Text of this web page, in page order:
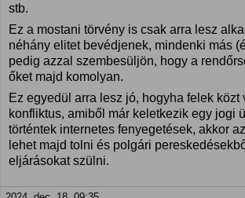
stb.
Ez a mostani törvény is csak arra lesz
néhány elitet bevédjenek, mindenki más
pedig azzal szembesüljön, hogy a
őket majd komolyan.
Ez egyedül arra lesz jó, hogyha felek közt
konfliktus, amiből már keletkezik egy jogi
történtek internetes fenyegetések, akkor
lehet majd tolni és polgári
eljárásokat szülni.